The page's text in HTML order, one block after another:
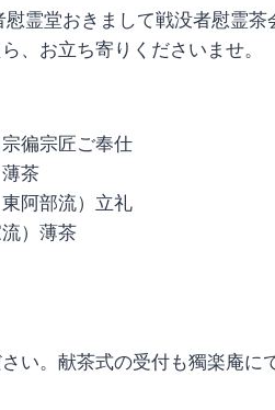
霊堂おきまして戦没者慰霊茶
、お立ち寄りくださいませ。
徧宗匠ご奉仕
茶
流）立礼
薄茶
い。献茶式の受付も獨楽庵に